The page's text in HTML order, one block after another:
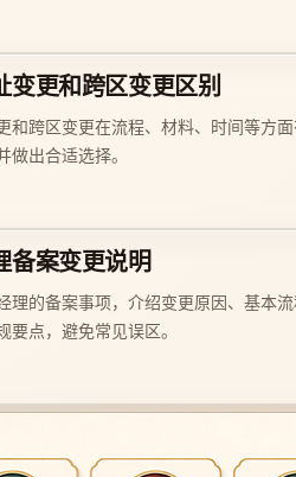
变更和跨区变更区别
和跨区变更在流程、材料、时间等方
出合适选择。
备案变更说明
理的备案事项，介绍变更原因、基本
点，避免常见误区。